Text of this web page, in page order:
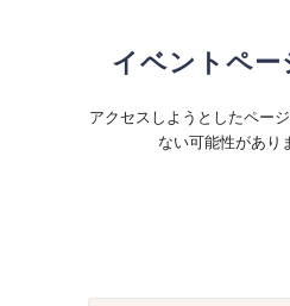
イベントペー
アクセスしようとしたペー
ない可能性があり